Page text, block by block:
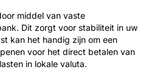
middel van vaste
Dit zorgt voor stabiliteit in uw
kan het handig zijn om een
voor het direct betalen van
in lokale valuta.